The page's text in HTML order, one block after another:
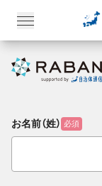
お名前（姓） 必須